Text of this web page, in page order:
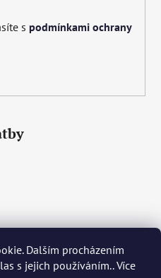
Dalším procházením
s jejich používáním.. Více
s podmínkami ochrany
Deutsch Magyar
Español Français